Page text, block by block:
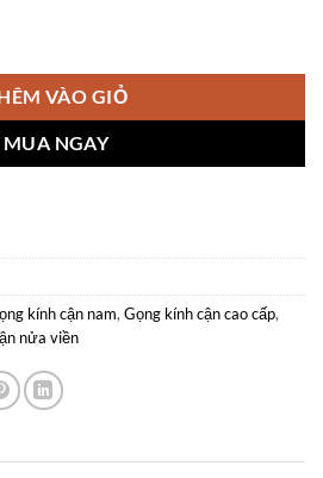
VÀO GIỎ
MUA NGAY
kính cận nam, Gọng kính cận cao cấp,
nửa viền